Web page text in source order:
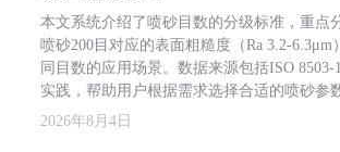
本文系统介绍了喷砂目数的分级标准，重点
喷砂200目对应的表面粗糙度（Ra 3.2-6.3μm
同目数的应用场景。数据来源包括ISO 8503-
实践，帮助用户根据需求选择合适的喷砂参
2026年8月4日